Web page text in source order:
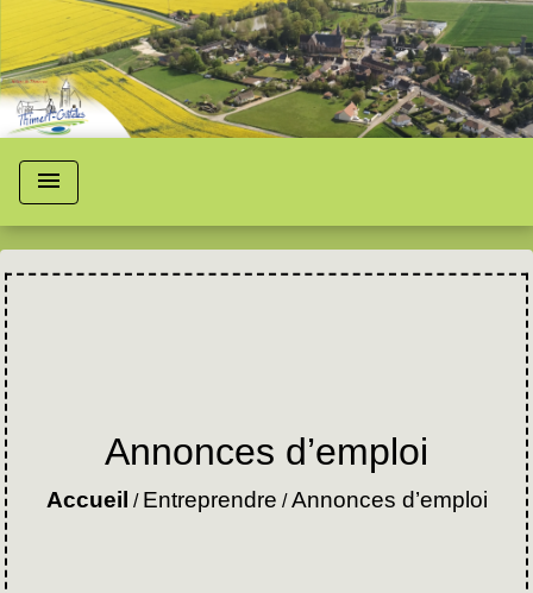
menu
Annonces d’emploi
Accueil / Entreprendre /Annonces d’emploi